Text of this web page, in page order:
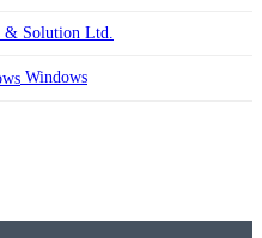
& Solution Ltd.
Windows